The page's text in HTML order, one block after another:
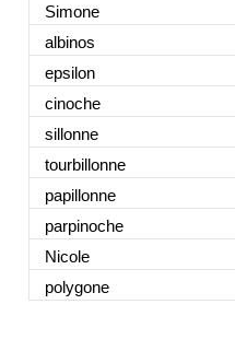
Simone
albinos
epsilon
cinoche
sillonne
tourbillonne
papillonne
parpinoche
Nicole
polygone